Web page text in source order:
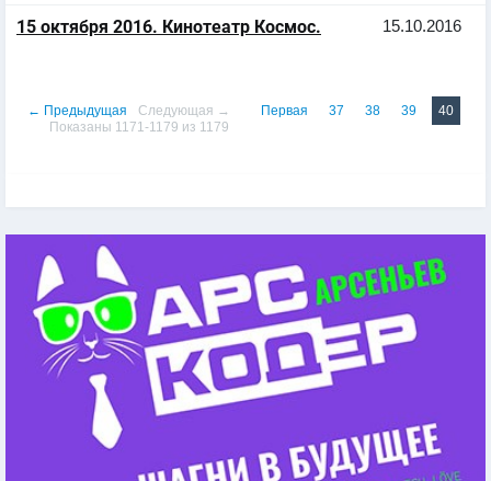
15 октября 2016. Кинотеатр Космос. 15.10.2016
← Предыдущая Следующая → Первая 37 38 39
40
Показаны 1171-1179 из 1179